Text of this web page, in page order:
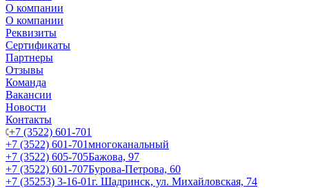
О компании
О компании
Реквизиты
Сертификаты
Партнеры
Отзывы
Команда
Вакансии
Новости
Контакты
+7 (3522) 601-701
+7 (3522) 601-701многоканальный
+7 (3522) 605-705Бажова, 97
+7 (3522) 601-707Бурова-Петрова, 60
+7 (35253) 3-16-01г. Шадринск, ул. Михайловская, 74